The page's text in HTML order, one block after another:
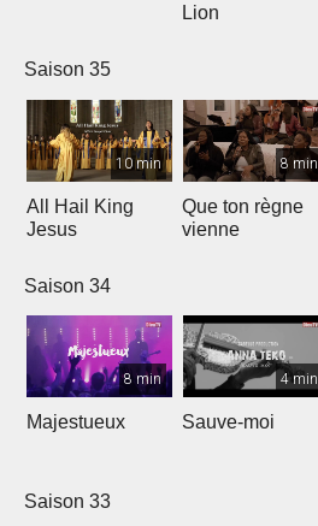
Lion
Saison 35
10 min
All Hail King
Jesus
8 min
Que ton règne
vienne
Saison 34
8 min
Majestueux
4 min
Sauve-moi
Saison 33